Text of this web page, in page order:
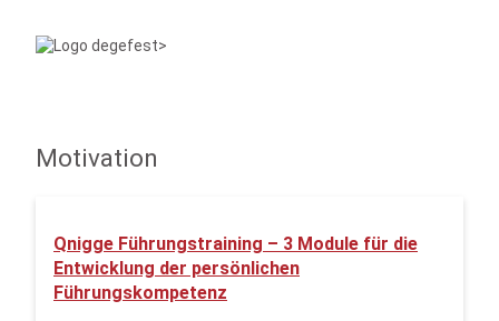
Motivation
Qnigge Führungstraining – 3 Module für die
Entwicklung der persönlichen
Führungskompetenz